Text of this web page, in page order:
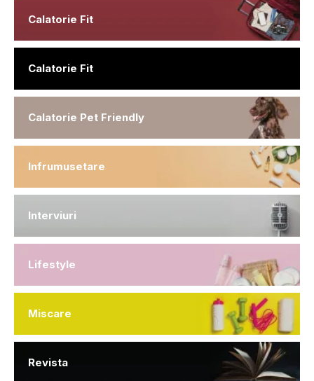
Calatorie Fit
Calatorie Fit
Calatorie Pet Friendly
Infrumusetare
Interviuri
Lifestyle
Miscare
Revista